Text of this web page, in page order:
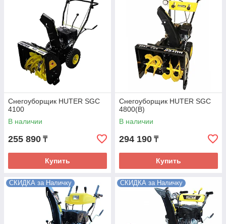
Снегоуборщик HUTER SGC
4100
В наличии
255 890 ₸
Купить
Снегоуборщик HUTER SGC
4800(B)
В наличии
294 190 ₸
Купить
СКИДКА за Наличку СКИДКА за Наличку